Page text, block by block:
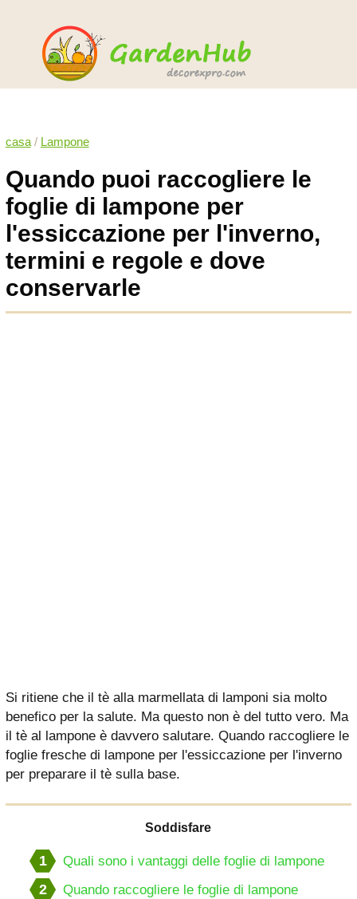
casa/ Lampone
Quando puoi raccogliere le
foglie di lampone per
l'essiccazione per l'inverno,
termini e regole e dove
conservarle
Si ritiene che il tè alla marmellata di lamponi sia molto
benefico per la salute. Ma questo non è del tutto vero. Ma
il tè al lampone è davvero salutare. Quando raccogliere le
foglie fresche di lampone per l'essiccazione per l'inverno
per preparare il tè sulla base.
Soddisfare
1 Quali sono i vantaggi delle foglie di lampone
2 Quando raccogliere le foglie di lampone